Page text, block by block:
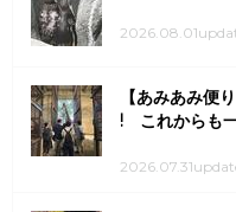
【あみあみ
! これからも